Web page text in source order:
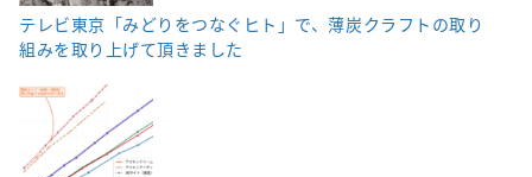
テレビ東京「みどりをつなぐヒト」で、薄炭クラフトの取り
組みを取り上げて頂きました